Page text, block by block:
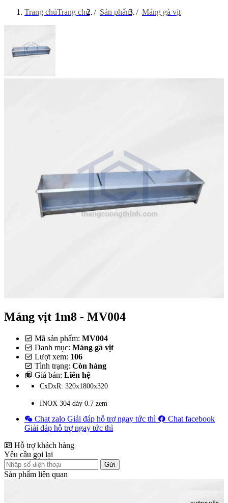
Trang chủTrang chủ Sản phẩm Máng gà vịt
Máng vịt 1m8 - MV004
Mã sản phẩm: MV004
Danh mục: Máng gà vịt
Lượt xem: 106
Tình trạng: Còn hàng
Giá bán: Liên hệ
CxDxR: 320x1800x320
INOX 304 dày 0.7 zem
Chat zalo Giải đáp hỗ trợ ngay tức thì
Chat facebook
Giải đáp hỗ trợ ngay tức thì
Hỗ trợ khách hàng
Yêu cầu gọi lại
Gửi
Sản phẩm liên quan